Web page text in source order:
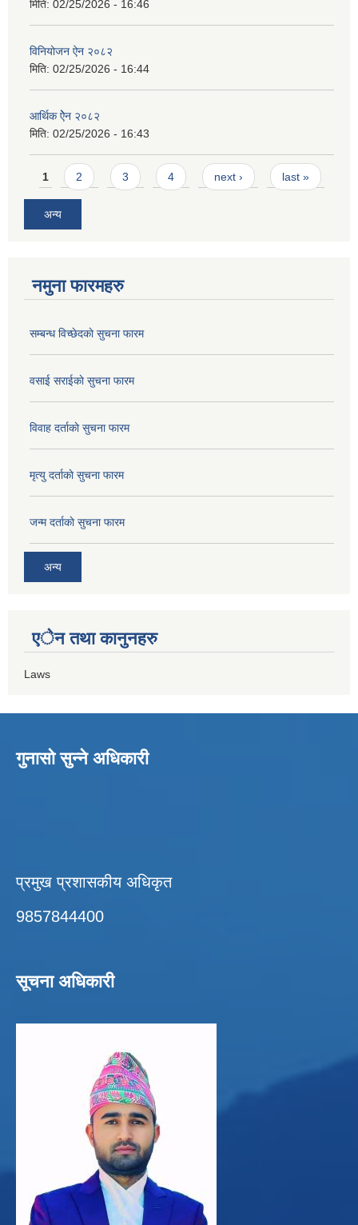
मिति: 02/25/2026 - 16:46
विनियोजन ऐन २०८२
मिति: 02/25/2026 - 16:44
आर्थिक ऐेन २०८२
मिति: 02/25/2026 - 16:43
Pages
1 2 3 4 next › last »
अन्य
नमुना फारमहरु
सम्बन्ध विच्छेदकाे सुचना फारम
वसाई सराईकाे सुचना फारम
विवाह दर्ताकाे सुचना फारम
मृत्यु दर्ताकाे सुचना फारम
जन्म दर्ताकाे सुचना फारम
अन्य
एेन तथा कानुनहरु
Laws
गुनासो सुन्ने अधिकारी
प्रमुख प्रशासकीय अधिकृत
9857844400
सूचना अधिकारी